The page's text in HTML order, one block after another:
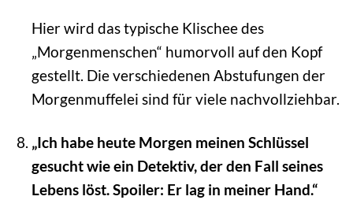
Hier wird das typische Klischee des
„Morgenmenschen“ humorvoll auf den Kopf
gestellt. Die verschiedenen Abstufungen der
Morgenmuffelei sind für viele nachvollziehbar.
„Ich habe heute Morgen meinen Schlüssel
gesucht wie ein Detektiv, der den Fall seines
Lebens löst. Spoiler: Er lag in meiner Hand.“